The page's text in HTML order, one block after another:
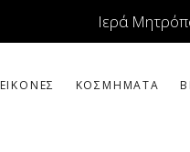
Ιερά
ΕΙΚΟΝΕΣ ΚΟΣΜΗΜΑΤΑ